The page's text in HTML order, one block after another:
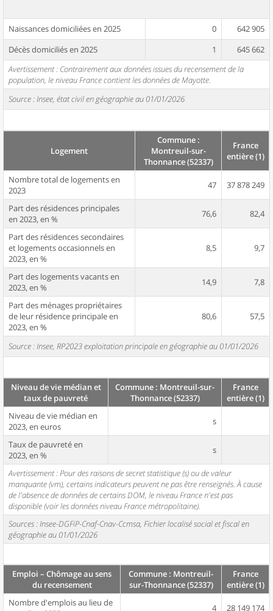
Naissances domiciliées en 2025 0
642 905
Décès domiciliés en 2025
1
645 662
Avertissement : Contrairement aux données issues du recensement de la
population, le niveau France contient les données de Mayotte.
Source : Insee, état civil en géographie au 01/01/2026
Logement
Commune :
Montreuil-sur-
Thonnance (52337)
France
entière (1)
Nombre total de logements en
2023
47 37 878 249
Part des résidences principales
en 2023, en %
76,6 82,4
Part des résidences secondaires
et logements occasionnels en
2023, en %
8,5 9,7
Part des logements vacants en
2023, en %
14,9 7,8
Part des ménages propriétaires
de leur résidence principale en
2023, en %
80,6 57,5
Source : Insee, RP2023 exploitation principale en géographie au 01/01/2026
Niveau de vie médian et
taux de pauvreté
Commune : Montreuil-sur-
Thonnance (52337)
France
entière (1)
Niveau de vie médian en
2023, en euros
s
Taux de pauvreté en
2023, en %
s
Avertissement : Pour des raisons de secret statistique (s) ou de valeur
manquante (vm), certains indicateurs peuvent ne pas être renseignés. À cause
de l'absence de données de certains DOM, le niveau France n'est pas
disponible (voir les données niveau France métropolitaine).
Sources : Insee-DGFiP-Cnaf-Cnav-Ccmsa, Fichier localisé social et fiscal en
géographie au 01/01/2026
Emploi – Chômage au sens
du recensement
Commune : Montreuil-
sur-Thonnance (52337)
France
entière (1)
Nombre d'emplois au lieu de
4 28 149 174